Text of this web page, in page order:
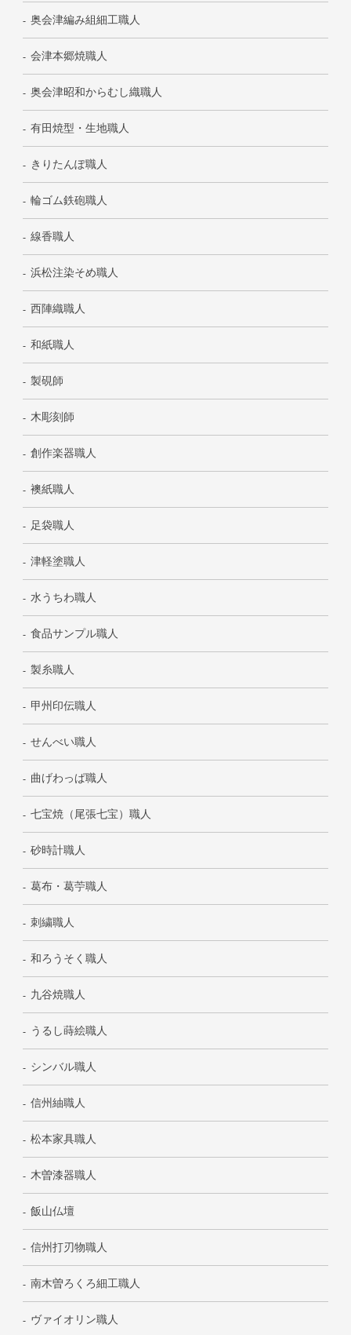
奥会津編み組細工職人
会津本郷焼職人
奥会津昭和からむし織職人
有田焼型・生地職人
きりたんぽ職人
輪ゴム鉄砲職人
線香職人
浜松注染そめ職人
西陣織職人
和紙職人
製硯師
木彫刻師
創作楽器職人
襖紙職人
足袋職人
津軽塗職人
水うちわ職人
食品サンプル職人
製糸職人
甲州印伝職人
せんべい職人
曲げわっぱ職人
七宝焼（尾張七宝）職人
砂時計職人
葛布・葛苧職人
刺繍職人
和ろうそく職人
九谷焼職人
うるし蒔絵職人
シンバル職人
信州紬職人
松本家具職人
木曽漆器職人
飯山仏壇
信州打刃物職人
南木曽ろくろ細工職人
ヴァイオリン職人